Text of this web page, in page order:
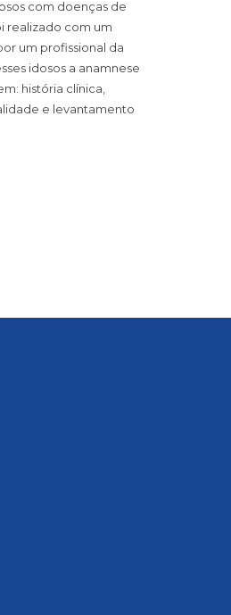
com doenças de
realizado com um
um profissional da
idosos a anamnese
história clínica,
e levantamento